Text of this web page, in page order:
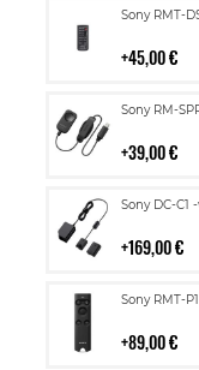
Sony RMT-
45,00 €
Lisää
Sony RM-
39,00 €
Lisää
Sony DC-C1
169,00 €
Lisää
Sony RMT-
89,00 €
Lisää